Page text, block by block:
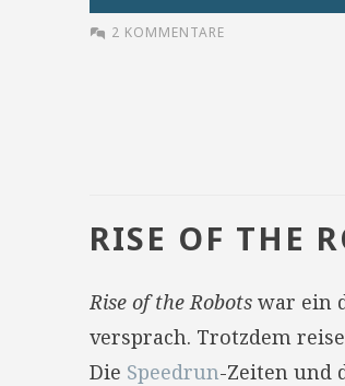
2 KOMMENTARE
RISE OF THE
Rise of the Robots war ein
versprach. Trotzdem
Die Speedrun-Zeiten und